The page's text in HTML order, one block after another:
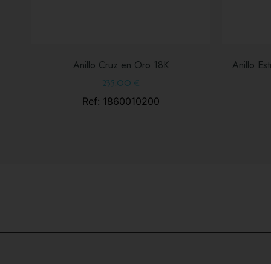
Anillo Cruz en Oro 18K
235,00 €
Ref: 1860010200
Anillo